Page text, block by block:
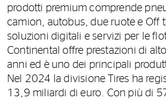
prodotti premium comprende
camion, autobus, due ruote e Off
soluzioni digitali e servizi per le
Continental offre prestazioni di
anni ed è uno dei principali
Nel 2024 la divisione Tires ha
13,9 miliardi di euro. Con più di